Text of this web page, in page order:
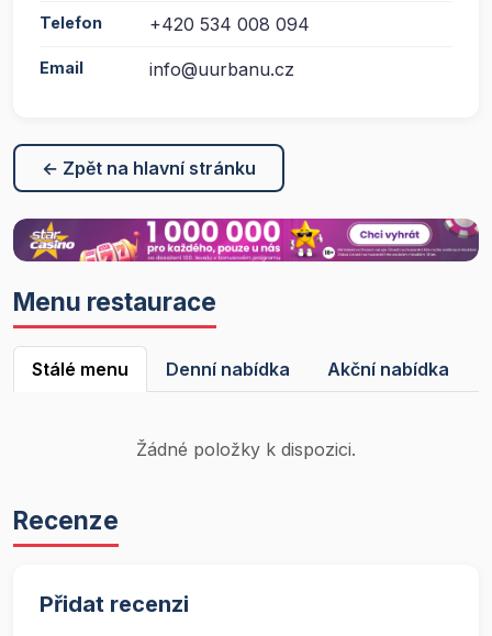
Telefon +420 534 008 094
Email info@uurbanu.cz
← Zpět na hlavní stránku
Menu restaurace
Stálé menu Denní nabídka Akční nabídka
Žádné položky k dispozici.
Recenze
Přidat recenzi